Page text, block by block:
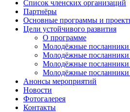
Список членских организаций
Партнёры
Основные программы и
Цели устойчивого развития
О программе
Молодёжные
Молодёжные
Молодёжные
Молодёжные
Анонсы мероприятий
Новости
Фотогалерея
Контакты